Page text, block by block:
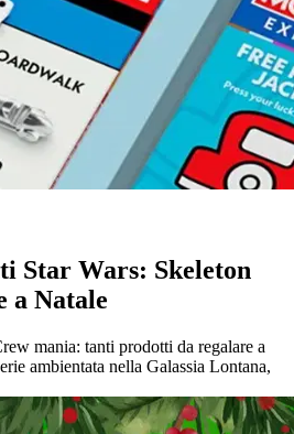
Star Wars: Skeleton
a Natale
mania: tanti prodotti da regalare a
ambientata nella Galassia Lontana,